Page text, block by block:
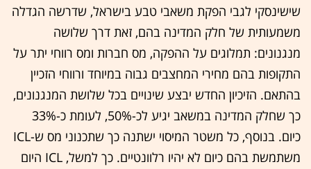
שישינסקי לגבי הפקת משאבי טבע בישראל, שדרשה הגדלה
משמעותית של חלק המדינה בהם, זאת דרך שלושה
מנגנונים: תמלוגים על ההפקה, מס חברות ומס רווחי יתר על
התקופות בהם מחירי המחצבים גבוה במיוחד ורווחי הזכיין
בהתאם. הזיכיון החדש יבצע שינויים בכל שלושת המנגנונים,
כך שחלק המדינה במשאב יגיע לכ-50%, לעומת כ-33%
כיום. בנוסף, כל משטר המיסוי ישתנה כך שתכנוני מס ש-ICL
משתמשת בהם כיום לא יהיו רלוונטיים. כך למשל, ICL היום